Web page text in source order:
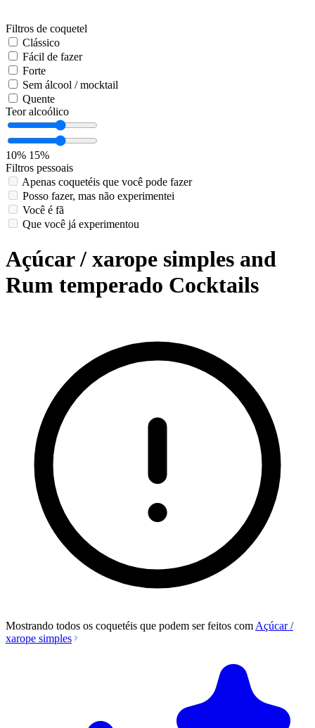
Filtros de coquetel
Clássico
Fácil de fazer
Forte
Sem álcool / mocktail
Quente
Teor alcoólico
10% 15%
Filtros pessoais
Apenas coquetéis que você pode fazer
Posso fazer, mas não experimentei
Você é fã
Que você já experimentou
Açúcar / xarope simples and
Rum temperado Cocktails
Mostrando todos os coquetéis que podem ser feitos com Açúcar /
xarope simples